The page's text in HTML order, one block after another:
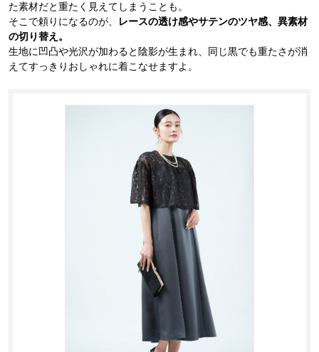
た素材だと重たく見えてしまうことも。
そこで頼りになるのが、
レースの透け感やサテンのツヤ感、異素材
の切り替え。
生地に凹凸や光沢が加わると陰影が生まれ、同じ黒でも重たさが消
えてすっきりおしゃれに着こなせますよ。